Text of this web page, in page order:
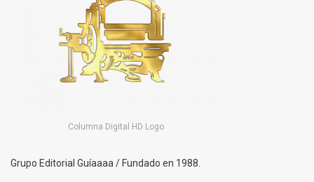
Columna Digital HD Logo
Grupo Editorial Guíaaaa / Fundado en 1988.